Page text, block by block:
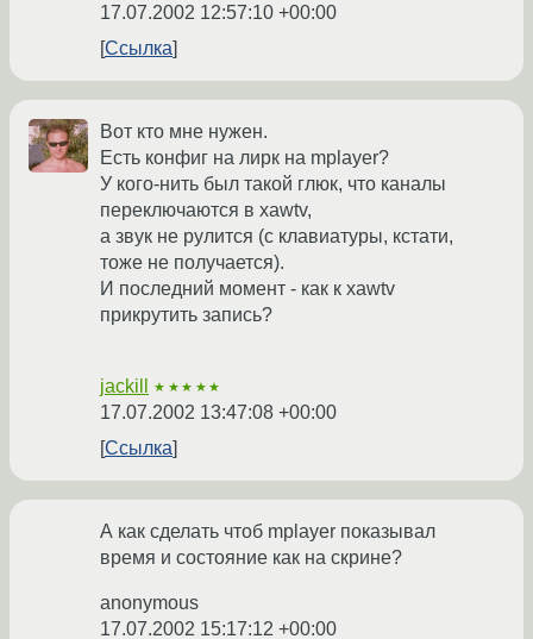
17.07.2002 12:57:10 +00:00
Ссылка
Вот кто мне нужен.
Есть конфиг на лирк на mplayer?
У кого-нить был такой глюк, что каналы
переключаются в xawtv,
а звук не рулится (с клавиатуры, кстати,
тоже не получается).
И последний момент - как к xawtv
прикрутить запись?
jackill ★★★★★
17.07.2002 13:47:08 +00:00
Ссылка
А как сделать чтоб mplayer показывал
время и состояние как на скрине?
anonymous
17.07.2002 15:17:12 +00:00